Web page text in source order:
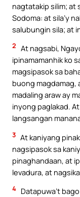
nagtatakip silim; at
Sodoma: at sila’y
salubungin sila; at
2 At nagsabi,
ipinamamanhik ko
magsipasok sa
buong magdamag,
madaling araw ay
inyong paglakad.
langsangan
3 At kaniyang
nagsipasok sa
pinaghandaan, at
levadura, at
4 Datapuwa’t